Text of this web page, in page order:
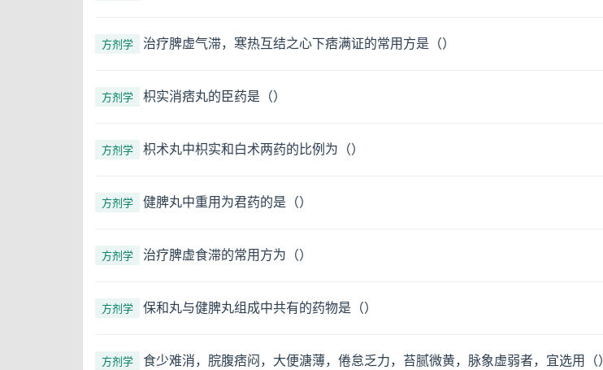
方剂学 治疗脾虚气滞，寒热互结之心下痞满证的常用方是（）
方剂学 枳实消痞丸的臣药是（）
方剂学 枳术丸中枳实和白术两药的比例为（）
方剂学 健脾丸中重用为君药的是（）
方剂学 治疗脾虚食滞的常用方为（）
方剂学 保和丸与健脾丸组成中共有的药物是（）
方剂学 食少难消，脘腹痞闷，大便溏薄，倦怠乏力，苔腻微黄，脉象虚弱者，宜选用（）